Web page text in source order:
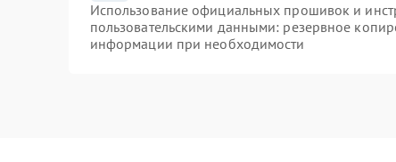
Использование официальных прошивок и
пользовательскими данными: резервное
информации при необходимости